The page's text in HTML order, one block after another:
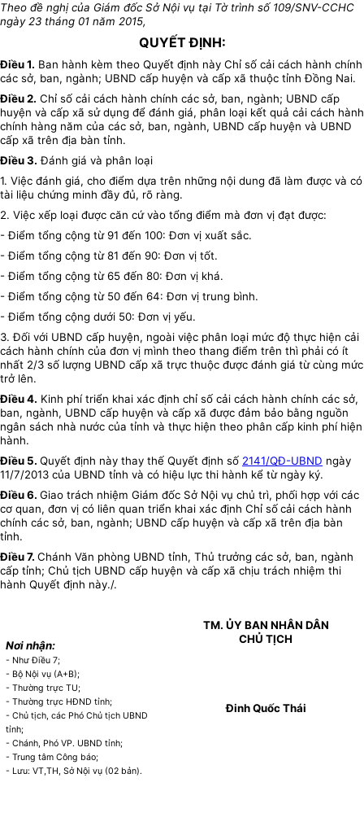
Theo đề nghị của Giám đốc Sở Nội vụ tại Tờ trình số 109/SNV-CCHC
ngày 23 tháng 01 năm 2015,
QUYẾT ĐỊNH:
Điều 1. Ban hành kèm theo Quyết định này Chỉ số cải cách hành chính
các sở, ban, ngành; UBND cấp huyện và cấp xã thuộc tỉnh Đồng Nai.
Điều 2. Chỉ số cải cách hành chính các sở, ban, ngành; UBND cấp
huyện và cấp xã sử dụng để đánh giá, phân loại kết quả cải cách hành
chính hàng năm của các sở, ban, ngành, UBND cấp huyện và UBND
cấp xã trên địa bàn tỉnh.
Điều 3. Đánh giá và phân loại
1. Việc đánh giá, cho điểm dựa trên những nội dung đã làm được và có
tài liệu chứng minh đầy đủ, rõ ràng.
2. Việc xếp loại được căn cứ vào tổng điểm mà đơn vị đạt được:
- Điểm tổng cộng từ 91 đến 100: Đơn vị xuất sắc.
- Điểm tổng cộng từ 81 đến 90: Đơn vị tốt.
- Điểm tổng cộng từ 65 đến 80: Đơn vị khá.
- Điểm tổng cộng từ 50 đến 64: Đơn vị trung bình.
- Điểm tổng cộng dưới 50: Đơn vị yếu.
3. Đối với UBND cấp huyện, ngoài việc phân loại mức độ thực hiện cải
cách hành chính của đơn vị mình theo thang điểm trên thì phải có ít
nhất 2/3 số lượng UBND cấp xã trực thuộc được đánh giá từ cùng mức
trở lên.
Điều 4. Kinh phí triển khai xác định chỉ số cải cách hành chính các sở,
ban, ngành, UBND cấp huyện và cấp xã được đảm bảo bằng nguồn
ngân sách nhà nước của tỉnh và thực hiện theo phân cấp kinh phí hiện
hành.
Điều 5. Quyết định này thay thế Quyết định số 2141/QĐ-UBND ngày
11/7/2013 của UBND tỉnh và có hiệu lực thi hành kể từ ngày ký.
Điều 6. Giao trách nhiệm Giám đốc Sở Nội vụ chủ trì, phối hợp với các
cơ quan, đơn vị có liên quan triển khai xác định Chỉ sốcải cách hành
chính các sở, ban, ngành; UBND cấp huyện và cấp xã trên địa bàn
tỉnh.
Điều 7. Chánh Văn phòng UBND tỉnh, Thủ trưởng các sở, ban, ngành
cấp tỉnh; Chủ tịch UBND cấp huyện và cấp xã chịu trách nhiệm thi
hành Quyết định này./.
Nơi nhận:
- Như Điều 7;
- Bộ Nội vụ (A+B);
- Thường trực TU;
- Thường trực HĐND tỉnh;
- Chủ tịch, các Phó Chủ tịch UBND
tỉnh;
- Chánh, Phó VP. UBND tỉnh;
- Trung tâm Công báo;
- Lưu: VT,TH, Sở Nội vụ (02 bản).
TM. ỦY BAN NHÂN DÂN
CHỦ TỊCH
Đinh Quốc Thái